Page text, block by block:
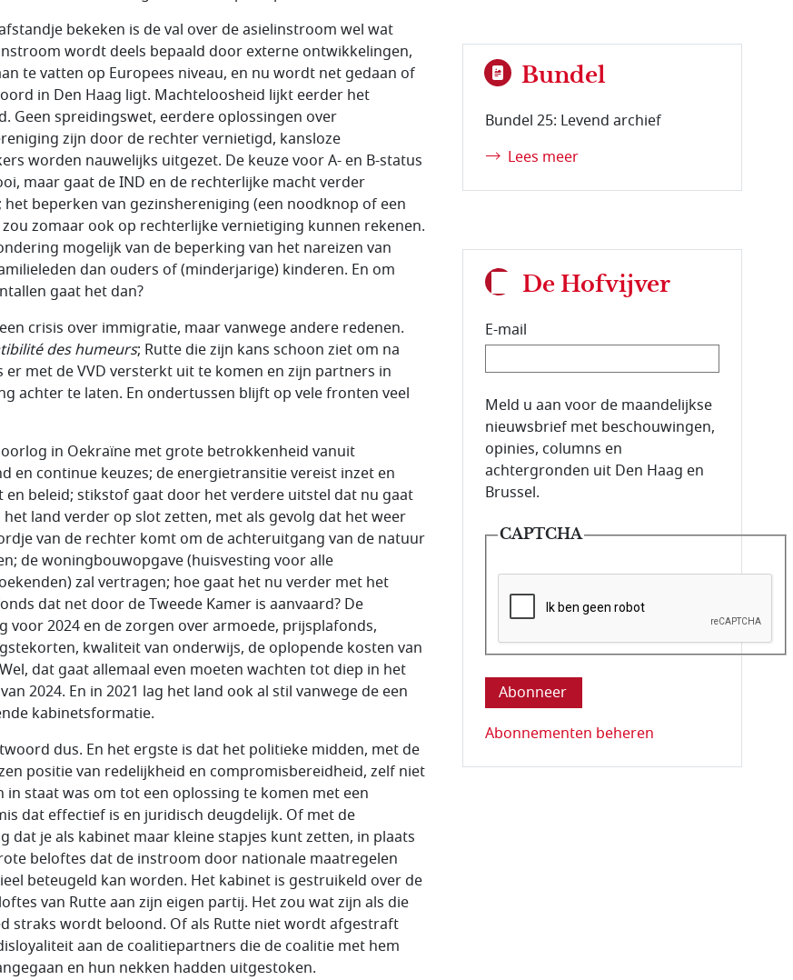
bekeken is de val over de asielinstroom wel wat
wordt deels bepaald door externe ontwikkelingen,
te vatten op Europees niveau, en nu wordt net gedaan of
in Den Haag ligt. Machteloosheid lijkt eerder het
Geen spreidingswet, eerdere oplossingen over
zijn door de rechter vernietigd, kansloze
worden nauwelijks uitgezet. De keuze voor A- en B-status
maar gaat de IND en de rechterlijke macht verder
het beperken van gezinshereniging (een noodknop of een
zomaar ook op rechterlijke vernietiging kunnen rekenen.
mogelijk van de beperking van het nareizen van
dan ouders of (minderjarige) kinderen. En om
gaat het dan?
crisis over immigratie, maar vanwege andere redenen.
des humeurs; Rutte die zijn kans schoon ziet om na
er met de VVD versterkt uit te komen en zijn partners in
achter te laten. En ondertussen blijft op vele fronten veel
oorlog in Oekraïne met grote betrokkenheid vanuit
en continue keuzes; de energietransitie vereist inzet en
en beleid; stikstof gaat door het verdere uitstel dat nu gaat
land verder op slot zetten, met als gevolg dat het weer
van de rechter komt om de achteruitgang van de natuur
de woningbouwopgave (huisvesting voor alle
zal vertragen; hoe gaat het nu verder met het
dat net door de Tweede Kamer is aanvaard? De
voor 2024 en de zorgen over armoede, prijsplafonds,
kwaliteit van onderwijs, de oplopende kosten van
dat gaat allemaal even moeten wachten tot diep in het
2024. En in 2021 lag het land ook al stil vanwege de een
kabinetsformatie.
dus. En het ergste is dat het politieke midden, met de
positie van redelijkheid en compromisbereidheid, zelf niet
in staat was om tot een oplossing te komen met een
dat effectief is en juridisch deugdelijk. Of met de
dat je als kabinet maar kleine stapjes kunt zetten, in plaats
beloftes dat de instroom door nationale maatregelen
beteugeld kan worden. Het kabinet is gestruikeld over de
van Rutte aan zijn eigen partij. Het zou wat zijn als die
straks wordt beloond. Of als Rutte niet wordt afgestraft
aan de coalitiepartners die de coalitie met hem
en hun nekken hadden uitgestoken.
Bundel
Bundel 25: Levend archief
Lees meer
De Hofvijver
E-mail
E-mailadres van de abonnee.
Meld u aan voor de maandelijkse
nieuwsbrief met beschouwingen,
opinies, columns en
achtergronden uit Den Haag en
Brussel.
CAPTCHA
Deze vraag is om te controleren dat u
Abonnementen beheren